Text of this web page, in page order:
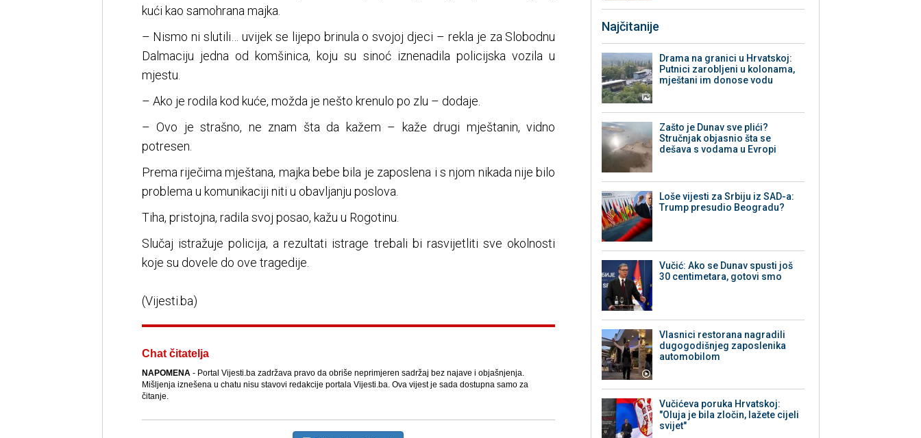
kući kao samohrana majka.
– Nismo ni slutili… uvijek se lijepo brinula o svojoj djeci – rekla je za Slobodnu
Dalmaciju jedna od komšinica, koju su sinoć iznenadila policijska vozila u
mjestu.
– Ako je rodila kod kuće, možda je nešto krenulo po zlu – dodaje.
– Ovo je strašno, ne znam šta da kažem – kaže drugi mještanin, vidno
potresen.
Prema riječima mještana, majka bebe bila je zaposlena i s njom nikada nije bilo
problema u komunikaciji niti u obavljanju poslova.
Tiha, pristojna, radila svoj posao, kažu u Rogotinu.
Slučaj istražuje policija, a rezultati istrage trebali bi rasvijetliti sve okolnosti
koje su dovele do ove tragedije.
(Vijesti.ba)
Chat čitatelja
NAPOMENA- Portal Vijesti.ba zadržava pravo da obriše neprimjeren sadržaj bez najave i objašnjenja.
Mišljenja iznešena u chatu nisu stavovi redakcije portala Vijesti.ba. Ova vijest je sada dostupna samo za
čitanje.
Najčitanije
Drama na granici u Hrvatskoj:
Putnici zarobljeni u kolonama,
mještani im donose vodu
Zašto je Dunav sve plići?
Stručnjak objasnio šta se
dešava s vodama u Evropi
Loše vijesti za Srbiju iz SAD-a:
Trump presudio Beogradu?
Vučić: Ako se Dunav spusti još
30 centimetara, gotovi smo
Vlasnici restorana nagradili
dugogodišnjeg zaposlenika
automobilom
Vučićeva poruka Hrvatskoj:
"Oluja je bila zločin, lažete cijeli
svijet"